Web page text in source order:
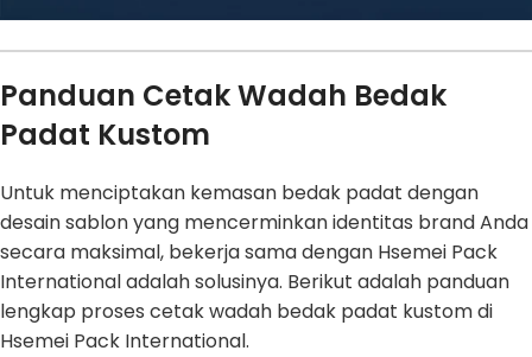
Panduan Cetak Wadah Bedak
Padat Kustom
Untuk menciptakan kemasan bedak padat dengan
desain sablon yang mencerminkan identitas brand Anda
secara maksimal, bekerja sama dengan Hsemei Pack
International adalah solusinya. Berikut adalah panduan
lengkap proses cetak wadah bedak padat kustom di
Hsemei Pack International.